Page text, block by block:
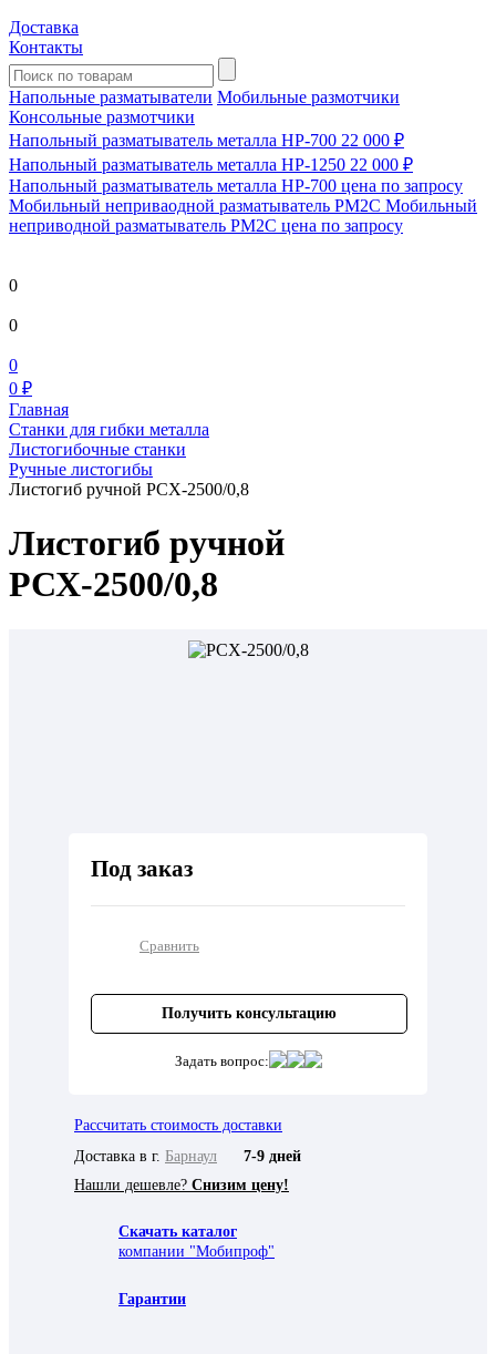
Доставка
Контакты
Напольные разматыватели Мобильные размотчики
Консольные размотчики
Напольный разматыватель металла HP-700 22 000 ₽
Напольный разматыватель металла HP-1250 22 000 ₽
Напольный разматыватель металла HP-700 цена по запросу
Мобильный непривaодной разматыватель РМ2С Мобильный
неприводной разматыватель РМ2С цена по запросу
0
0
0
0 ₽
Главная
Станки для гибки металла
Листогибочные станки
Ручные листогибы
Листогиб ручной РСХ-2500/0,8
Листогиб ручной
РСХ-2500/0,8
Под заказ
Сравнить
Получить консультацию
Задать вопрос:
Рассчитать стоимость доставки
Доставка в г. Барнаул
7-9 дней
Нашли дешевле? Снизим цену!
Скачать каталог
компании "Мобипроф"
Гарантии